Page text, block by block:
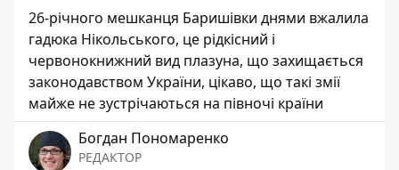
26-річного мешканця Баришівки днями вжалила
гадюка Нікольського, це рідкісний і
червонокнижний вид плазуна, що захищається
законодавством України, цікаво, що такі змії
майже не зустрічаються на півночі країни
Богдан Пономаренко
РЕДАКТОР